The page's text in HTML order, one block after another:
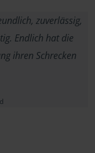
zuverlässig,
Endlich hat die
ihren Schrecken